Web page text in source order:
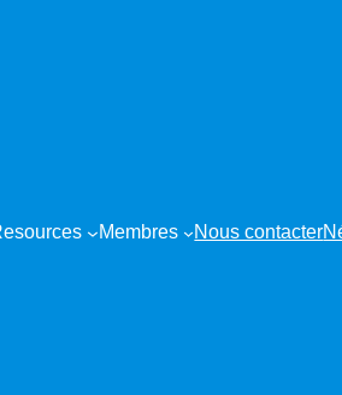
Membres Nous contacter